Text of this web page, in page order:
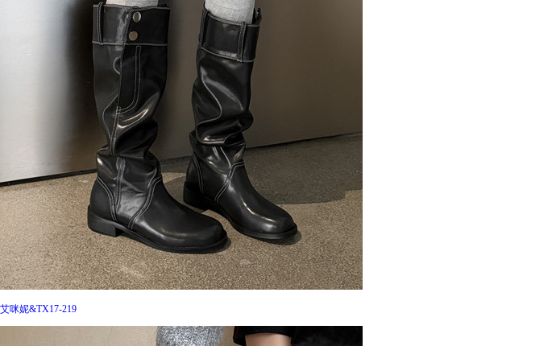
艾咪妮&TX17-219